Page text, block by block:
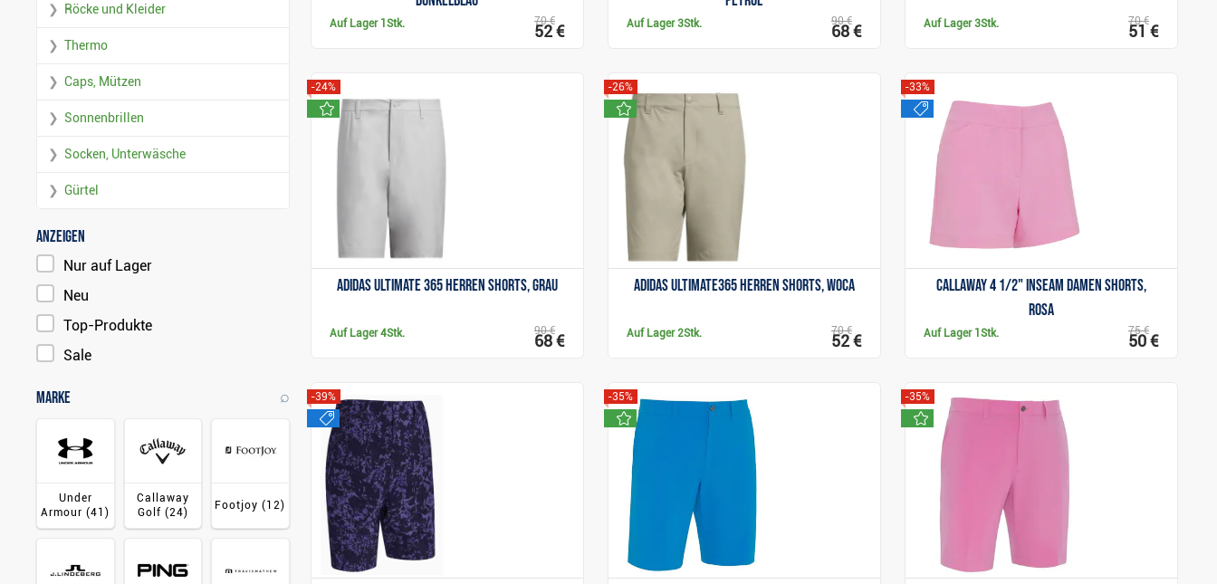
Auf Lager 1Stk. 70 €
52 € Auf Lager3Stk. 90 €
68 € Auf Lager3Stk. 70 €
51 €
Adidas Ultimate 365 Herren Shorts, grau
-24%
neu
Auf Lager4Stk. 90 €
68 €
Anzeigen
Adidas Ultimate365 Herren Shorts, woca
-26%
neu
Auf Lager2Stk. 70 €
52 €
Anzeigen
Callaway 4 1/2" Inseam Damen Shorts,
rosa
-33%
sale
Auf Lager 1Stk. 75 €
50 €
Anzeigen
-39%
sale
Anzeigen
-35%
Anzeigen
-35%
Anzeigen
Röcke und Kleider
Thermo
Caps, Mützen
Sonnenbrillen
Socken, Unterwäsche
Gürtel
Anzeigen
Nur auf Lager
Neu
Top-Produkte
Sale
Marke ⌕
Under
Armour (41)
Callaway
Golf (24)
Footjoy(12)